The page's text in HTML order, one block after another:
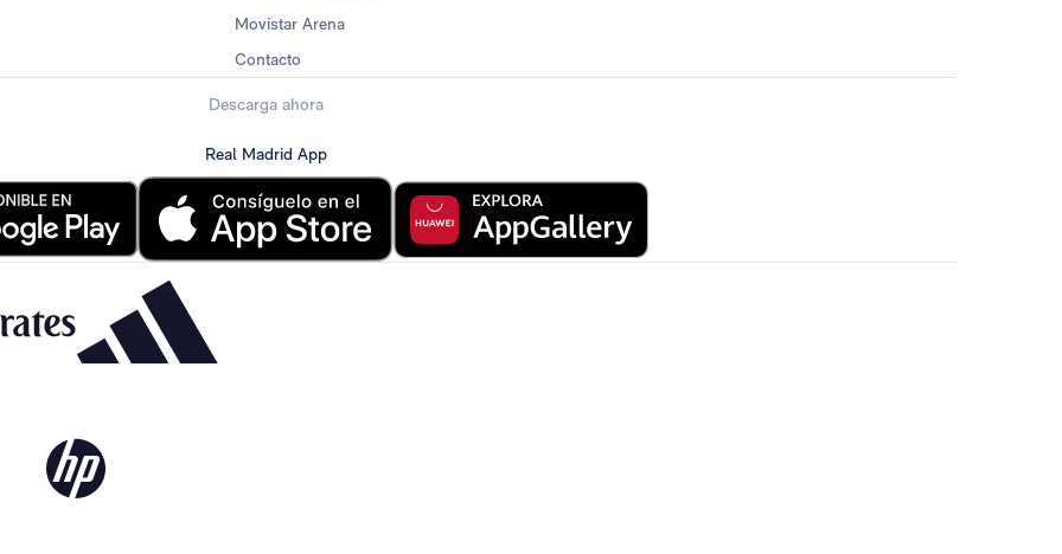
Movistar Arena
Contacto
Descarga ahora
Real Madrid App